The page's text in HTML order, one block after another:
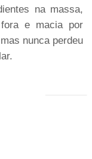
na massa,
e macia por
nunca perdeu